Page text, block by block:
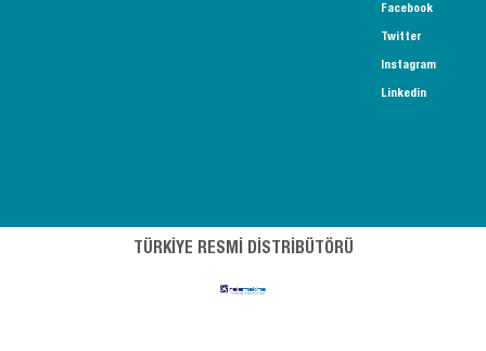
Facebook
Twitter
Instagram
Linkedin
TÜRKİYE RESMİ DİSTRİBÜTÖRÜ